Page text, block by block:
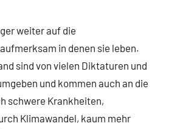
weiter auf die
in denen sie leben.
sind von vielen Diktaturen und
und kommen auch an die
schwere Krankheiten,
Klimawandel, kaum mehr